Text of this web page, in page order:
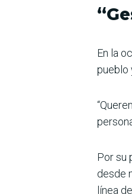
En la
pueblo
Por su
desde
línea